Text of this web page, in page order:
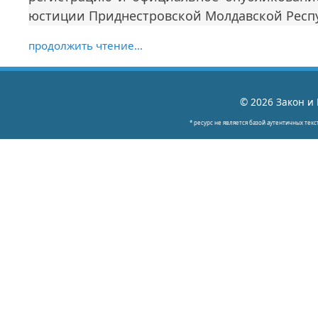
юстиции Приднестровской Молдавской
продолжить чтение...
© 2026 Закон и
* ресурс не является базой аутентичных